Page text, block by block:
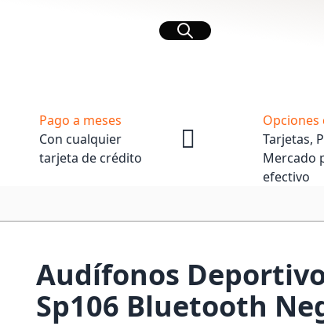
Buscar
Pago a meses
Con cualquier
tarjeta de crédito
Opciones
Tarjetas,
Mercado
efectivo
Audífonos
Sp106 Bluetooth